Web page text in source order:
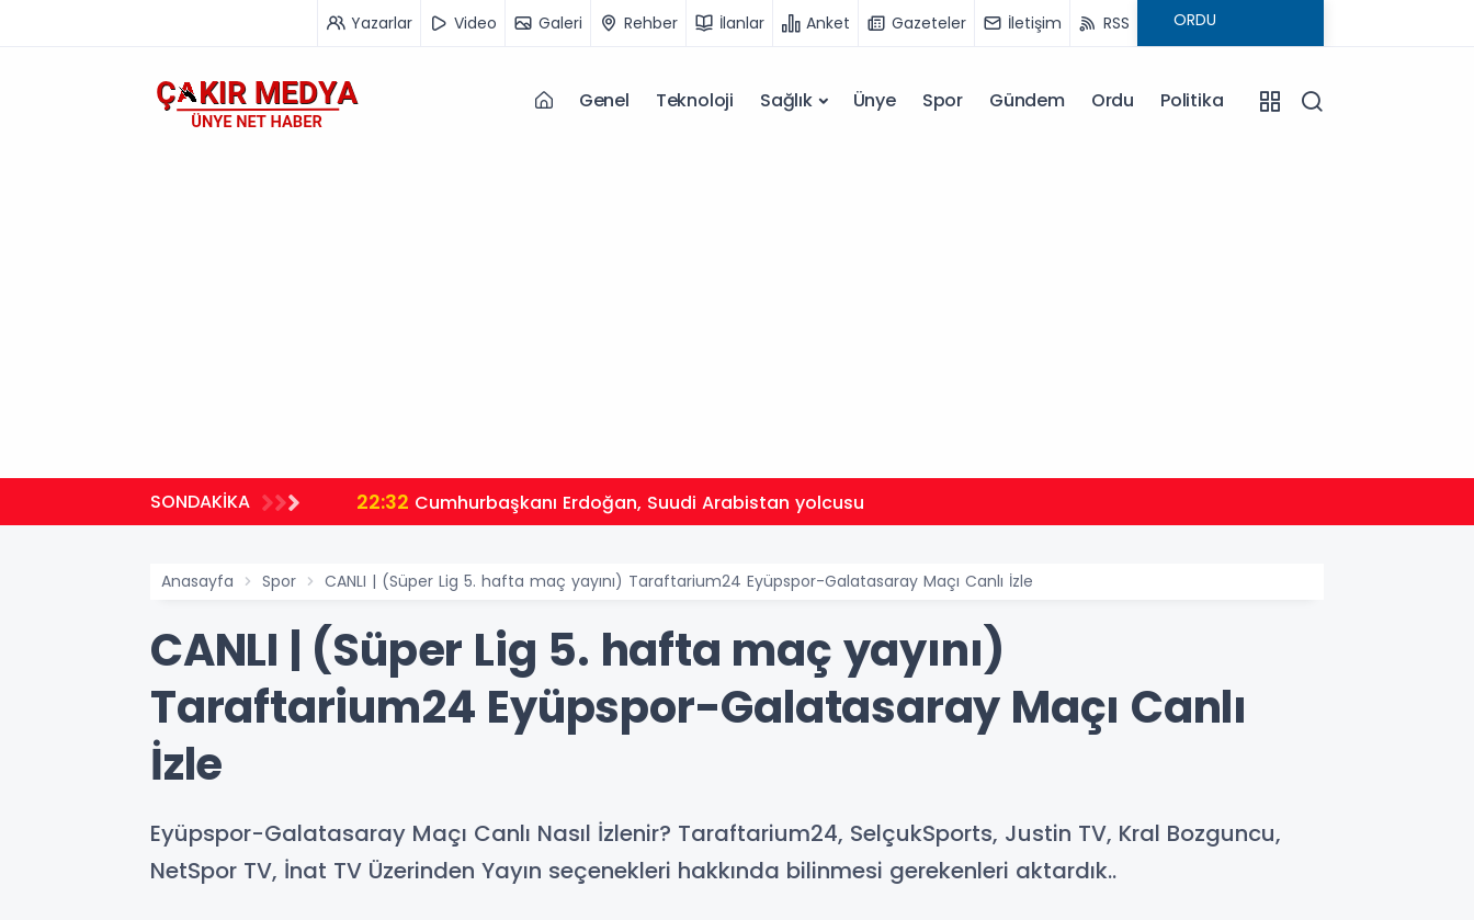
Yazarlar Video Galeri Rehber İlanlar Anket Gazeteler İletişim RSS
Genel Teknoloji Sağlık Ünye Spor Gündem Ordu Politika
SONDAKİKA 22:32 Cumhurbaşkanı Erdoğan, Suudi Arabistan yolcusu
Anasayfa Spor CANLI | (Süper Lig 5. hafta maç yayını) Taraftarium24 Eyüpspor-Galatasaray Maçı Canlı İzle
CANLI | (Süper Lig 5. hafta maç yayını)
Taraftarium24 Eyüpspor-Galatasaray Maçı Canlı
İzle
Eyüpspor-Galatasaray Maçı Canlı Nasıl İzlenir? Taraftarium24, SelçukSports, Justin TV, Kral Bozguncu,
NetSpor TV, İnat TV Üzerinden Yayın seçenekleri hakkında bilinmesi gerekenleri aktardık..